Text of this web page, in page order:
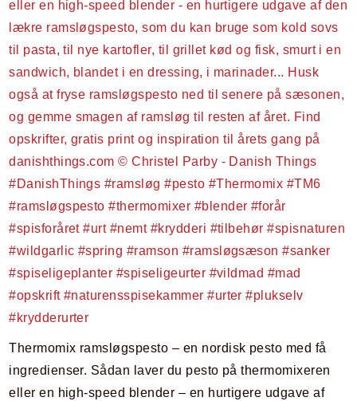
Thermomix ramsløgspesto – en nordisk pesto med få
ingredienser. Sådan laver du pesto på thermomixeren
eller en high-speed blender – en hurtigere udgave af